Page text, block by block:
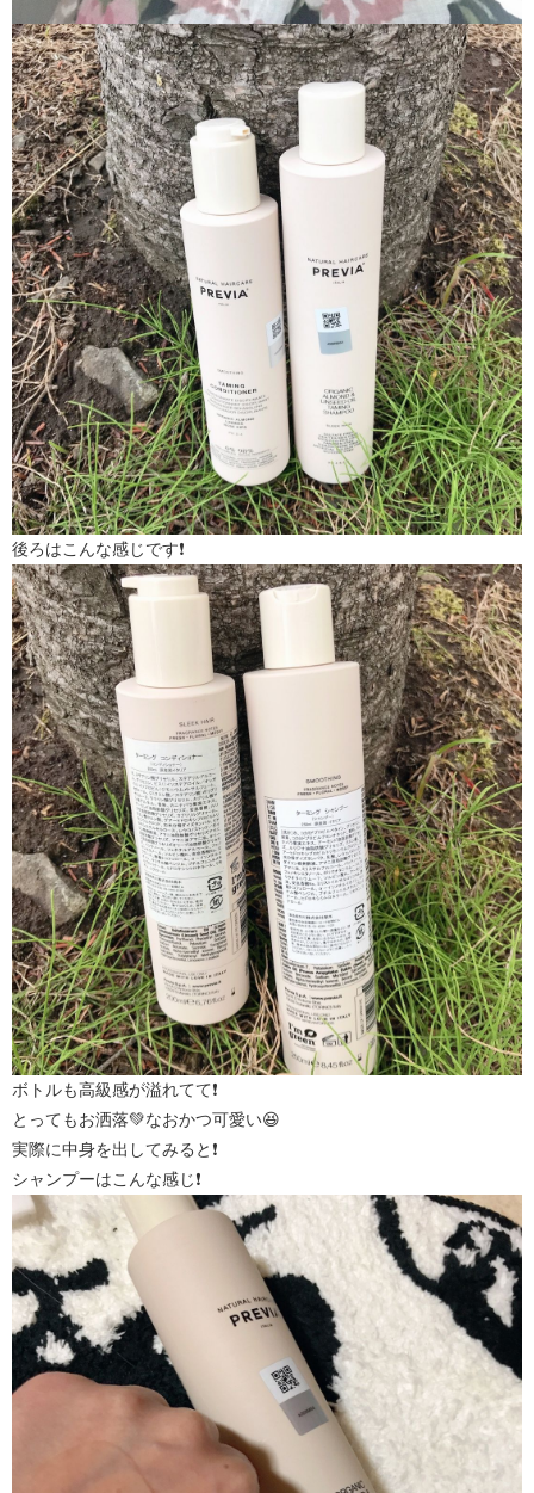
後ろはこんな感じです❗
ボトルも高級感が溢れてて❗
とってもお洒落💚なおかつ可愛い😆
実際に中身を出してみると❗
シャンプーはこんな感じ❗